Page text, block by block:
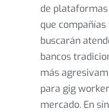
de plataformas
que
buscarán
bancos
más
para gig
mercado. En